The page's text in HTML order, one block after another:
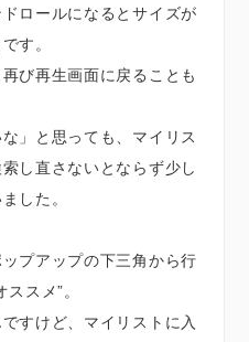
ロールになるとサイズが
す。
び再生画面に戻ることも
」と思っても、マイリス
し直さないとならず少し
した。
プアップの下三角から行
スメ”。
すけど、マイリストに入